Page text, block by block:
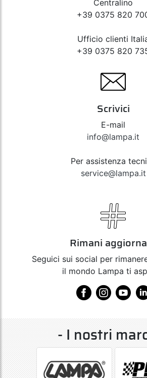
Centralino
+39 0375 820
Ufficio clienti
+39 0375 820
Scrivici
E-mail
info@lampa.it
Per assistenza
service@lampa.it
Rimani
Seguici sui social per
il mondo Lampa ti
- I nostri